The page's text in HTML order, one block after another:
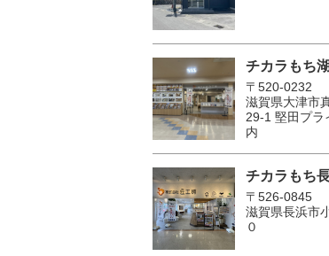
チカラもち
〒520-0232
滋賀県大津市
29-1 堅田プラ
内
チカラもち
〒526-0845
滋賀県長浜市
０